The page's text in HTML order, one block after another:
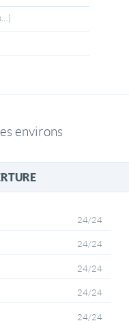
environs
24/24
24/24
24/24
24/24
24/24